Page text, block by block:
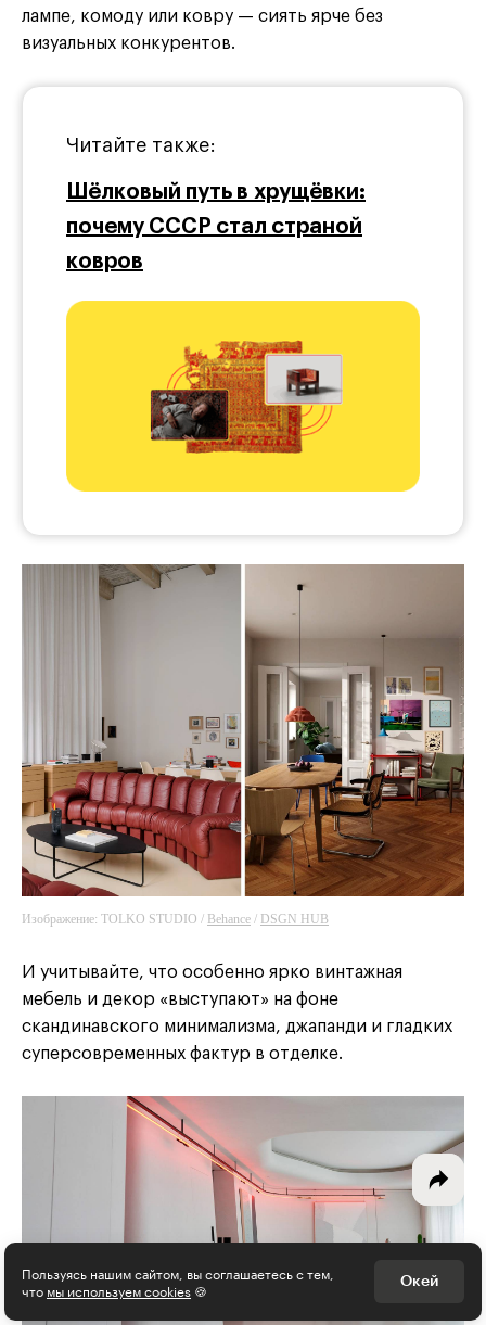
лампе, комоду или ковру — сиять ярче без
визуальных конкурентов.
Читайте также:
Шёлковый путь в хрущёвки:
почему СССР стал страной
ковров
Изображение: TOLKO STUDIO / Behance / DSGN HUB
И учитывайте, что особенно ярко винтажная
мебель и декор «выступают» на фоне
скандинавского минимализма, джапанди и гладких
суперсовременных фактур в отделке.
Пользуясь нашим сайтом, вы соглашаетесь с тем,
что мы используем cookies 🍪 Окей
Выберите тему рассылки
и получите 5 бесплатных курсов:
Программирование
Психология, общество
Маркетинг